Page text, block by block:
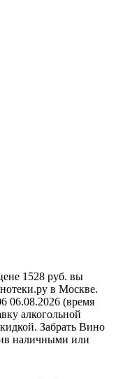
1528 руб. вы
в Москве.
06.08.2026 (время
алкогольной
Забрать Вино
наличными или